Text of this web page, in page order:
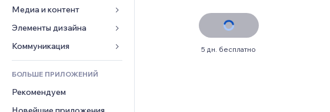
Веб-аналитика
Списки сайтов
Эл. почта
Доставка
Кнопки продаж
Бухгалтерский учет
Купоны и лояльность
Складские услуги
Отели
События
Рестораны
Недвижимость
Онлайн-запись
Медиа и контент
Галерея
Музыка
Подкасты
Фотография
Видео
PDF
Элементы дизайна
Карты и навигация
Конфиденциальность и
безопасность
Часы
Формы
Опросы
БОЛЬШЕ ПРИЛОЖЕНИЙ
Рекомендуем
5 дн. бесплатно